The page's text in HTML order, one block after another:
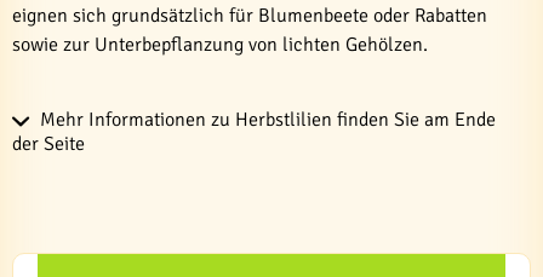
eignen sich grundsätzlich für Blumenbeete oder Rabatten
sowie zur Unterbepflanzung von lichten Gehölzen.
Mehr Informationen zu Herbstlilien finden Sie am Ende
der Seite